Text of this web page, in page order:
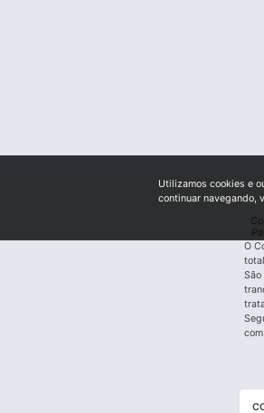
O
Utilizamos cookies e
continuar navegando,